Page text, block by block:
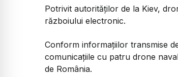
Potrivit autorităților de la Kiev,
războiului electronic.
Conform informațiilor transmise
comunicațiile cu patru drone
de România.